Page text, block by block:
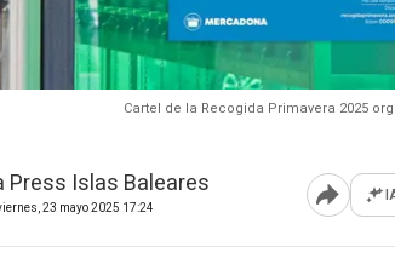
Cartel de la Recogida Primavera 2025
Press Islas Baleares
23 mayo 2025 17:24 Abrir